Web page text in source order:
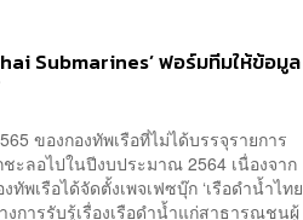
Submarines’ ฟอร์มทีมให้ข้อมูล
ของกองทัพเรือที่ไม่ได้บรรจุรายการ
ะลอไปในปีงบประมาณ 2564 เนื่องจาก
เรือได้จัดตั้งเพจเฟซบุ๊ก ‘เรือดำน้ำไทย
งการรับรู้เรื่องเรือดำน้ำแก่สาธารณชนผู้